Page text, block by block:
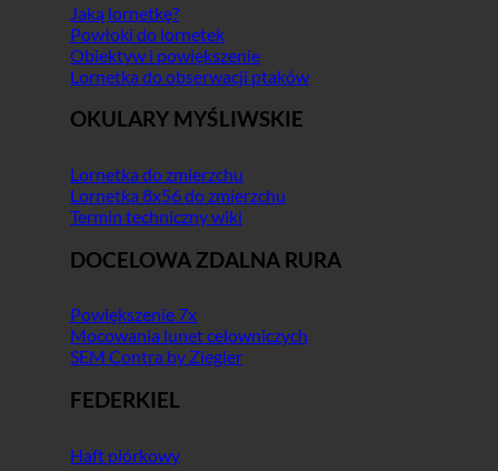
Jaką lornetkę?
Powłoki do lornetek
Obiektyw i powiększenie
Lornetka do obserwacji ptaków
OKULARY MYŚLIWSKIE
Lornetka do zmierzchu
Lornetka 8x56 do zmierzchu
Termin techniczny wiki
DOCELOWA ZDALNA RURA
Powiększenie 7x
Mocowania lunet celowniczych
SEM Contra by Ziegler
FEDERKIEL
Haft piórkowy